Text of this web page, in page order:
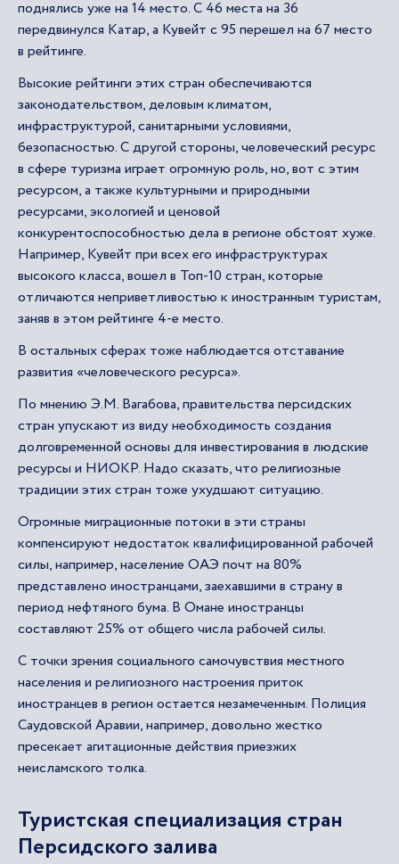
поднялись уже на 14 место. С 46 места на 36
передвинулся Катар, а Кувейт с 95 перешел на 67 место
в рейтинге.
Высокие рейтинги этих стран обеспечиваются
законодательством, деловым климатом,
инфраструктурой, санитарными условиями,
безопасностью. С другой стороны, человеческий ресурс
в сфере туризма играет огромную роль, но, вот с этим
ресурсом, а также культурными и природными
ресурсами, экологией и ценовой
конкурентоспособностью дела в регионе обстоят хуже.
Например, Кувейт при всех его инфраструктурах
высокого класса, вошел в Топ-10 стран, которые
отличаются неприветливостью к иностранным туристам,
заняв в этом рейтинге 4-е место.
В остальных сферах тоже наблюдается отставание
развития «человеческого ресурса».
По мнению Э.М. Вагабова, правительства персидских
стран упускают из виду необходимость создания
долговременной основы для инвестирования в людские
ресурсы и НИОКР. Надо сказать, что религиозные
традиции этих стран тоже ухудшают ситуацию.
Огромные миграционные потоки в эти страны
компенсируют недостаток квалифицированной рабочей
силы, например, население ОАЭ почт на 80%
представлено иностранцами, заехавшими в страну в
период нефтяного бума. В Омане иностранцы
составляют 25% от общего числа рабочей силы.
С точки зрения социального самочувствия местного
населения и религиозного настроения приток
иностранцев в регион остается незамеченным. Полиция
Саудовской Аравии, например, довольно жестко
пресекает агитационные действия приезжих
неисламского толка.
Туристская специализация стран
Персидского залива